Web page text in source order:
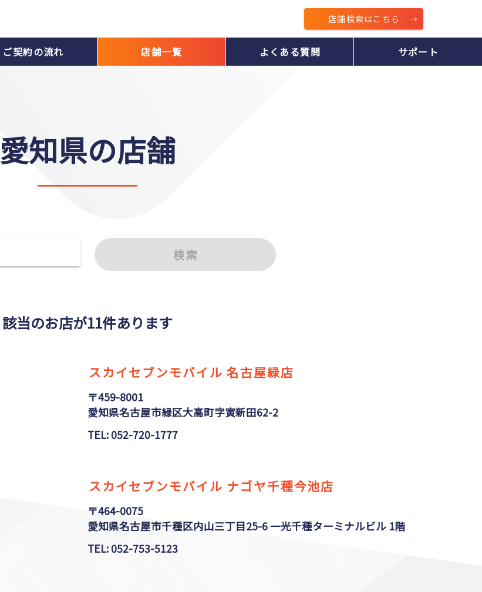
店舗検索はこちら
ご契約の流れ 店舗一覧 よくある質問 サポート
愛知県の店舗
検索
該当のお店が11件あります
スカイセブンモバイル 名古屋緑店
〒459-8001
愛知県名古屋市緑区大高町字寅新田62-2
TEL: 052-720-1777
スカイセブンモバイル ナゴヤ千種今池店
〒464-0075
愛知県名古屋市千種区内山三丁目25-6 一光千種ターミナルビル 1階
TEL: 052-753-5123